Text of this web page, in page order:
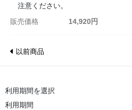
注意ください。
販売価格
14,920円
以前商品
利用期間を選択
利用期間